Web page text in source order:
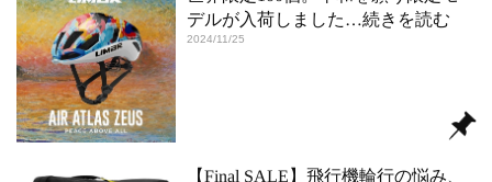
デルが入荷しました …続きを読む
2024/11/25
【Final SALE】飛行機輪行の悩み、